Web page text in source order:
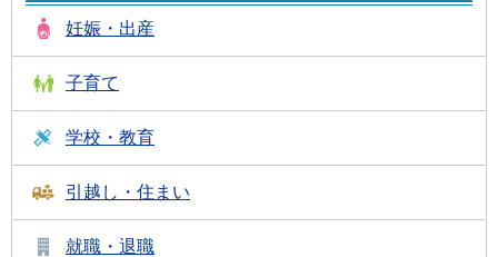
妊娠・出産
子育て
学校・教育
引越し・住まい
就職・退職